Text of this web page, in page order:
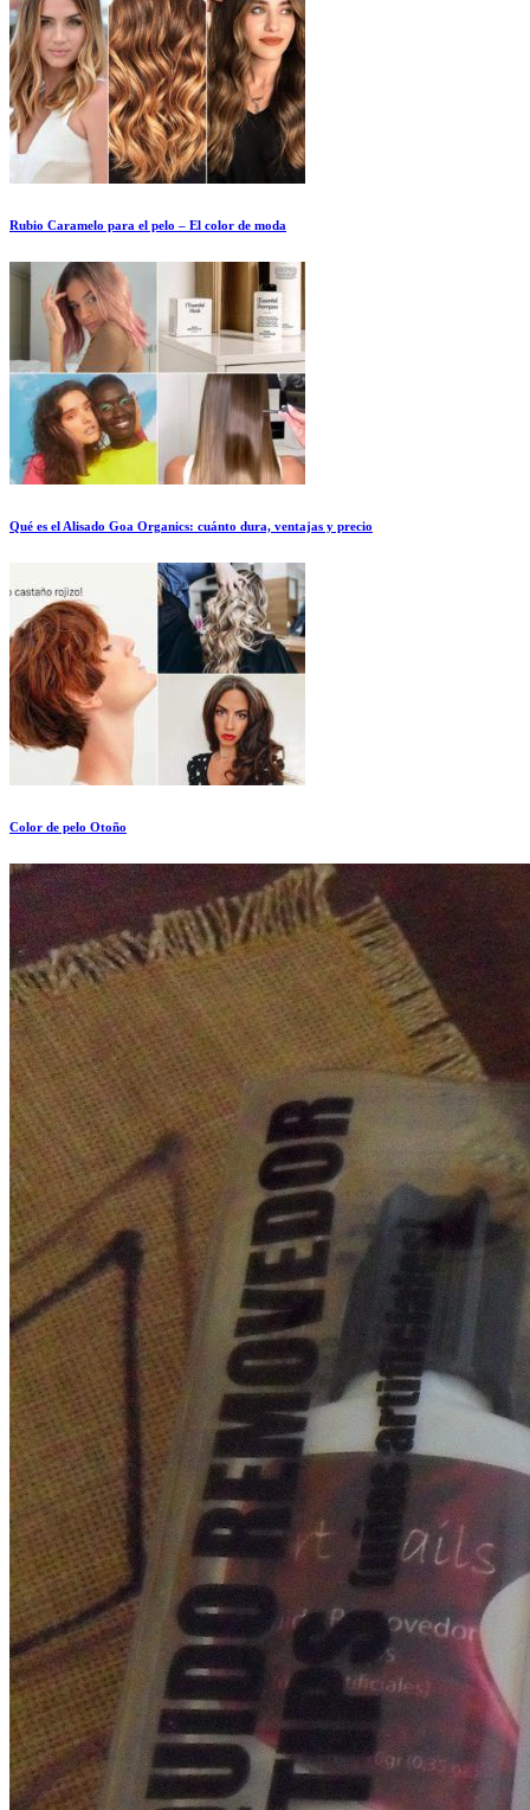
Rubio Caramelo para el pelo – El color de moda
Qué es el Alisado Goa Organics: cuánto dura, ventajas y precio
Color de pelo Otoño